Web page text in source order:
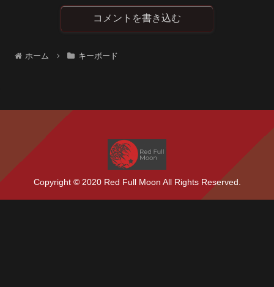
コメントを書き込む
ホーム キーボード
Copyright © 2020 Red Full Moon All Rights Reserved.